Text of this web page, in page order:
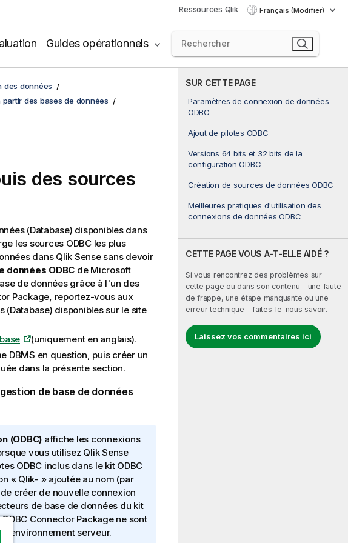
Ressources Qlik Français (Modifier)
Guides opérationnels
SUR CETTE PAGE
Paramètres de connexion de données
ODBC
Ajout de pilotes ODBC
Versions 64 bits et 32 bits de la
configuration ODBC
Création de sources de données ODBC
Meilleures pratiques d'utilisation des
connexions de données ODBC
CETTE PAGE VOUS A-T-ELLE AIDÉ ?
Si vous rencontrez des problèmes sur
cette page ou dans son contenu – une faute
de frappe, une étape manquante ou une
erreur technique – faites-le-nous savoir.
Laissez vos commentaires ici
des données
des bases de données
des sources
(Database) disponibles dans
les sources ODBC les plus
dans Qlik Sensesans devoir
ODBC de Microsoft
de données grâce à l'un des
Package, reportez-vous aux
(Database) disponibles sur le site
(uniquement en anglais).
DBMS en question, puis créer un
dans la présente section.
de base de données
(ODBC) affiche les connexions
vous utilisez Qlik Sense
ODBC inclus dans le kit ODBC
« Qlik- » ajoutée au nom (par
créer de nouvelle connexion
de base de données du kit
ODBC Connector Packagene sont
environnement serveur.